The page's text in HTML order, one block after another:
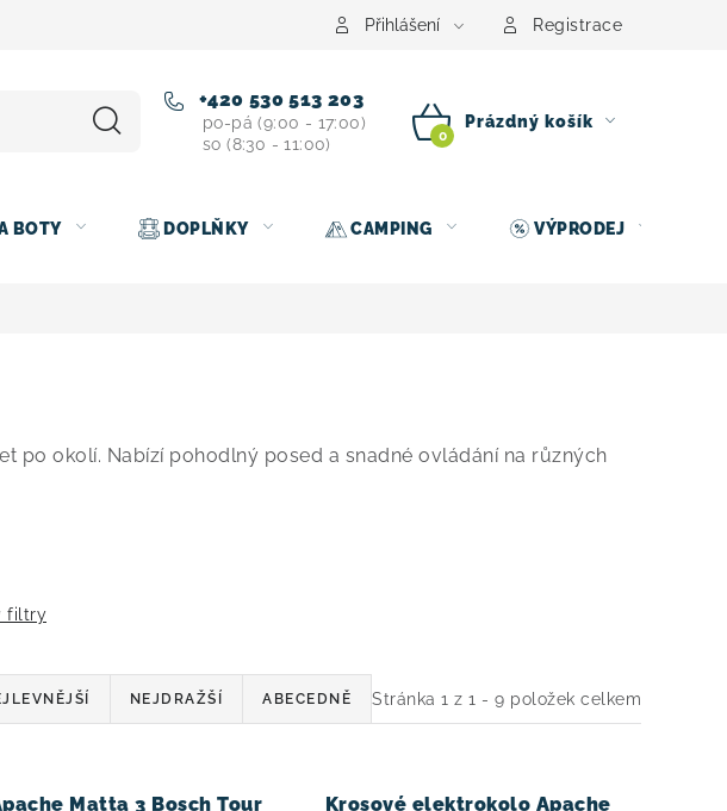
Půjčovna nosičů kol Kontakt
Přihlášení Registrace
+420 530 513 203
po-pá (9:00 - 17:00)
so (8:30 - 11:00)
NÁKUPNÍ
Prázdný košík
BOTY DOPLŇKY CAMPING VÝPRODEJ
po okolí. Nabízí pohodlný posed a snadné ovládání na různých
filtry
Stránka 1 z 1 - 9 položek celkem
NEJDRAŽŠÍ ABECEDNĚ
Matta 3 Bosch Tour
Krosové elektrokolo Apache